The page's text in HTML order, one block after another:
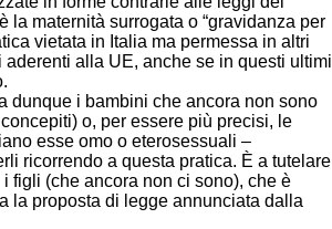
la maternità surrogata o “gravidanza per
vietata in Italia ma permessa in altri
aderenti alla UE, anche se in questi ultimi
dunque i bambini che ancora non sono
o, per essere più precisi, le
esse omo o eterosessuali –
ricorrendo a questa pratica. È a tutelare
figli (che ancora non ci sono), che è
la proposta di legge annunciata dalla